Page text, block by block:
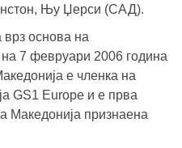
Њу Џерси (САД).
основа на
7 февруари 2006 година
е членка на
GS1 Europe и е прва
Македонија признаена